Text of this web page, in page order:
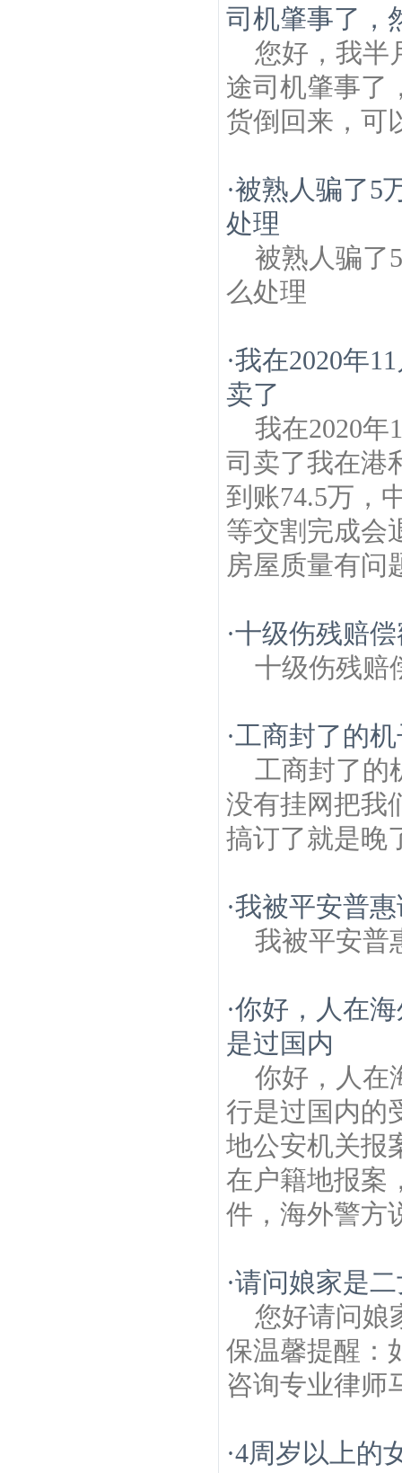
司机肇事了，
您好，我半
途司机肇事了
货倒回来，可
·被熟人骗了5
处理
被熟人骗了
么处理
·我在2020年
卖了
我在2020
司卖了我在港
到账74.5万，
等交割完成会
房屋质量有问
·十级伤残赔
十级伤残赔
·工商封了的
工商封了的
没有挂网把我
搞订了就是晚
·我被平安普
我被平安普
·你好，人在
是过国内
你好，人在
行是过国内的
地公安机关报
在户籍地报案
件，海外警方
·请问娘家是
您好请问娘
保温馨提醒：
咨询专业律师
·4周岁以上的